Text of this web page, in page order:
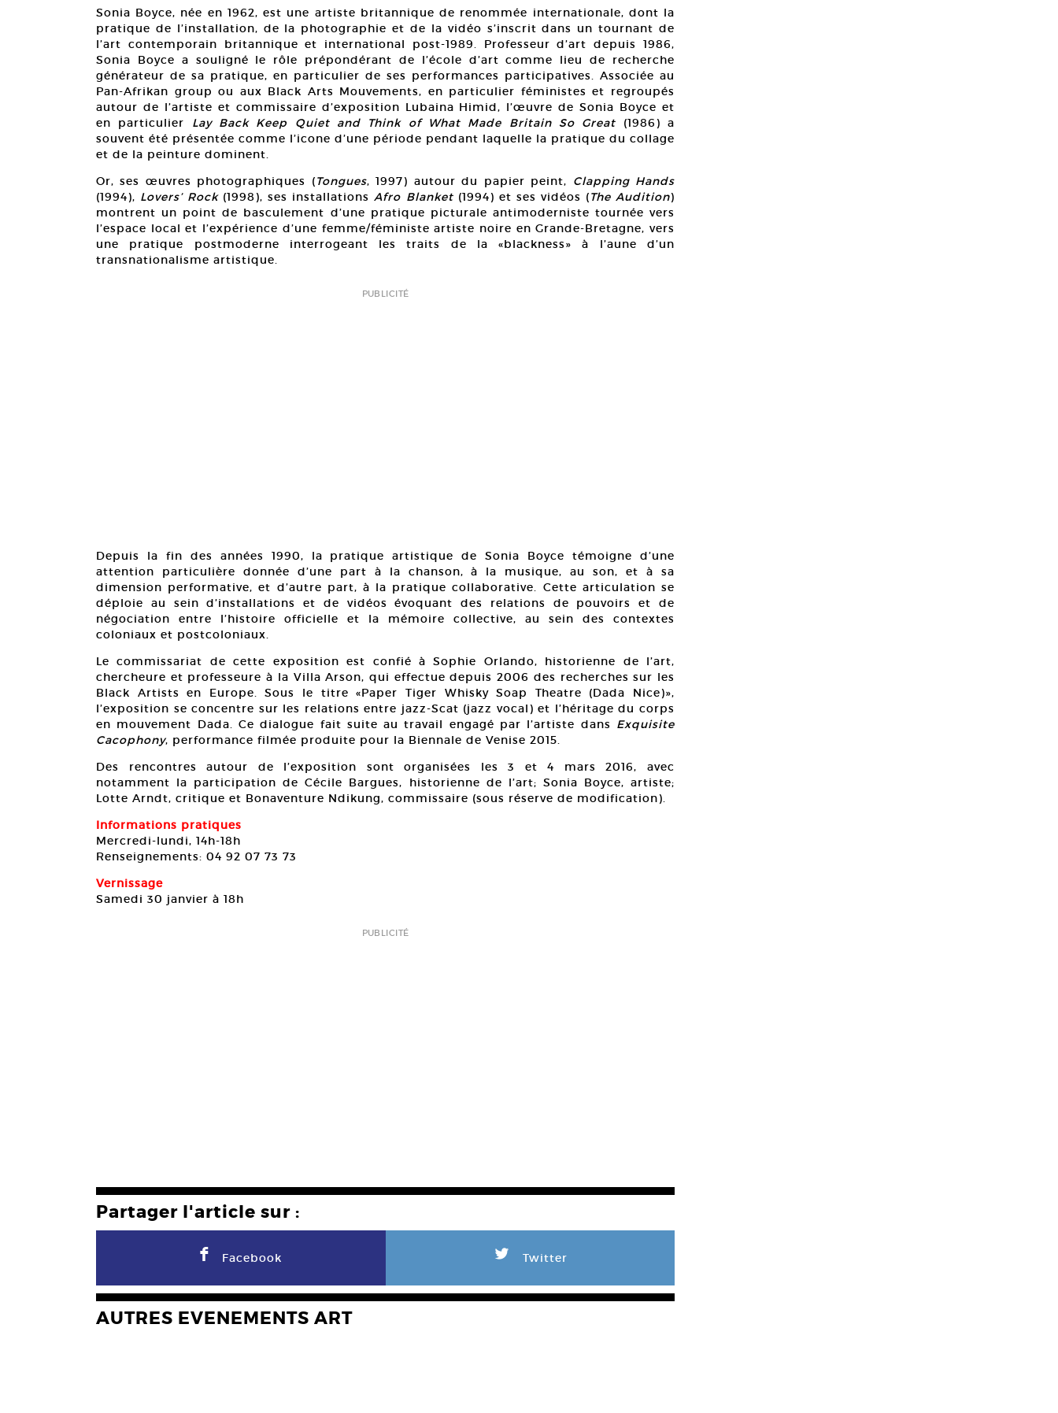
Sonia Boyce, née en 1962, est une artiste britannique de renommée internationale, dont la
pratique de l’installation, de la photographie et de la vidéo s’inscrit dans un tournant de
l’art contemporain britannique et international post-1989. Professeur d’art depuis 1986,
Sonia Boyce a souligné le rôle prépondérant de l’école d’art comme lieu de recherche
générateur de sa pratique, en particulier de ses performances participatives. Associée au
Pan-Afrikan group ou aux Black Arts Mouvements, en particulier féministes et regroupés
autour de l’artiste et commissaire d’exposition Lubaina Himid, l’œuvre de Sonia Boyce et
en particulier Lay Back Keep Quiet and Think of What Made Britain So Great (1986) a
souvent été présentée comme l’icone d’une période pendant laquelle la pratique du collage
et de la peinture dominent.
Or, ses œuvres photographiques (Tongues, 1997) autour du papier peint, Clapping Hands
(1994), Lovers’ Rock(1998), ses installationsAfro Blanket(1994) et ses vidéos (The Audition)
montrent un point de basculement d’une pratique picturale antimoderniste tournée vers
l’espace local et l’expérience d’une femme/féministe artiste noire en Grande-Bretagne, vers
une pratique postmoderne interrogeant les traits de la «blackness» à l’aune d’un
transnationalisme artistique.
PUBLICITÉ
Depuis la fin des années 1990, la pratique artistique de Sonia Boyce témoigne d’une
attention particulière donnée d’une part à la chanson, à la musique, au son, et à sa
dimension performative, et d’autre part, à la pratique collaborative. Cette articulation se
déploie au sein d’installations et de vidéos évoquant des relations de pouvoirs et de
négociation entre l’histoire officielle et la mémoire collective, au sein des contextes
coloniaux et postcoloniaux.
Le commissariat de cette exposition est confié à Sophie Orlando, historienne de l’art,
chercheure et professeure à la Villa Arson, qui effectue depuis 2006 des recherches sur les
Black Artists en Europe. Sous le titre «Paper Tiger Whisky Soap Theatre (Dada Nice)»,
l’exposition se concentre sur les relations entre jazz-Scat (jazz vocal) et l’héritage du corps
en mouvement Dada. Ce dialogue fait suite au travail engagé par l’artiste dans Exquisite
Cacophony, performance filmée produite pour la Biennale de Venise 2015.
Des rencontres autour de l’exposition sont organisées les 3 et 4 mars 2016, avec
notamment la participation de Cécile Bargues, historienne de l’art; Sonia Boyce, artiste;
Lotte Arndt, critique et Bonaventure Ndikung, commissaire (sous réserve de modification).
Informations pratiques
Mercredi-lundi, 14h-18h
Renseignements: 04 92 07 73 73
Vernissage
Samedi 30 janvier à 18h
PUBLICITÉ
Partager l'article sur :
F Facebook L Twitter
AUTRES EVENEMENTS ART